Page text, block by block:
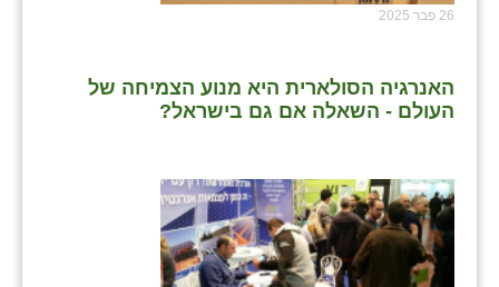
26 פבר 2025
האנרגיה הסולארית היא מנוע הצמיחה של
העולם - השאלה אם גם בישראל?